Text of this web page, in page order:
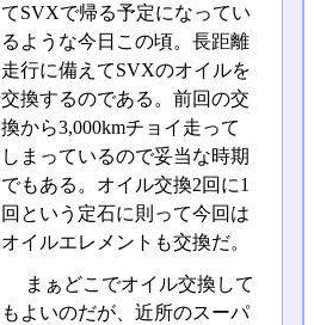
てSVXで帰る予定になってい
るような今日この頃。長距離
走行に備えてSVXのオイルを
交換するのである。前回の交
換から3,000kmチョイ走って
しまっているので妥当な時期
でもある。オイル交換2回に1
回という定石に則って今回は
オイルエレメントも交換だ。
まぁどこでオイル交換して
もよいのだが、近所のスーパ